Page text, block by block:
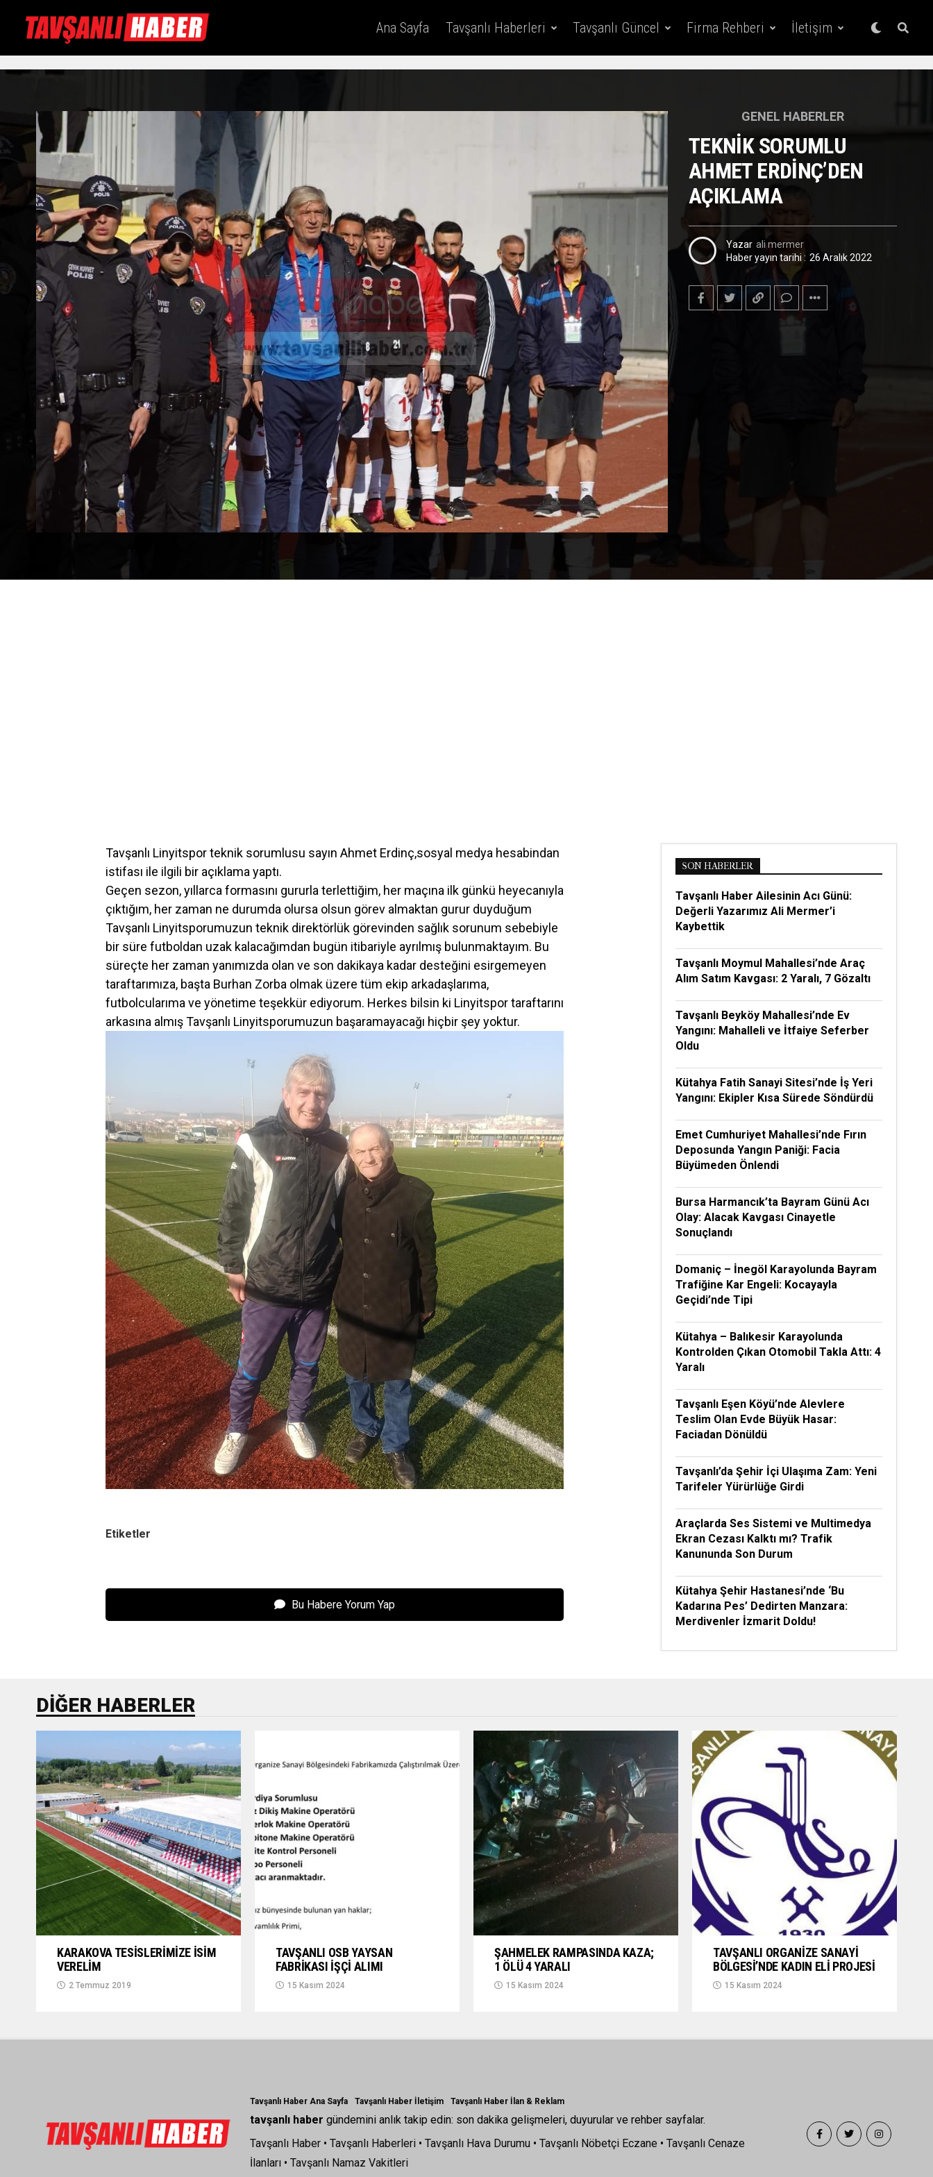
Ana Sayfa Tavşanlı Haberleri Tavşanlı Güncel Firma Rehberi İletişim
GENEL HABERLER
TEKNİK SORUMLU
AHMET ERDİNÇ’DEN
AÇIKLAMA
Yazar ali mermer
Haber yayın tarihi : 26 Aralık 2022
Tavşanlı Linyitspor teknik sorumlusu sayın Ahmet Erdinç,sosyal medya hesabindan
istifası ile ilgili bir açıklama yaptı.
Geçen sezon, yıllarca formasını gururla terlettiğim, her maçına ilk günkü heyecanıyla
çıktığım, her zaman ne durumda olursa olsun görev almaktan gurur duyduğum
Tavşanlı Linyitsporumuzun teknik direktörlük görevinden sağlık sorunum sebebiyle
bir süre futboldan uzak kalacağımdan bugün itibariyle ayrılmış bulunmaktayım. Bu
süreçte her zaman yanımızda olan ve son dakikaya kadar desteğini esirgemeyen
taraftarımıza, başta Burhan Zorba olmak üzere tüm ekip arkadaşlarıma,
futbolcularıma ve yönetime teşekkür ediyorum. Herkes bilsin ki Linyitspor taraftarını
arkasına almış Tavşanlı Linyitsporumuzun başaramayacağı hiçbir şey yoktur.
Etiketler
Bu Habere Yorum Yap
SON HABERLER
Tavşanlı Haber Ailesinin Acı Günü:
Değerli Yazarımız Ali Mermer’i
Kaybettik
Tavşanlı Moymul Mahallesi’nde Araç
Alım Satım Kavgası: 2 Yaralı, 7 Gözaltı
Tavşanlı Beyköy Mahallesi’nde Ev
Yangını: Mahalleli ve İtfaiye Seferber
Oldu
Kütahya Fatih Sanayi Sitesi’nde İş Yeri
Yangını: Ekipler Kısa Sürede Söndürdü
Emet Cumhuriyet Mahallesi’nde Fırın
Deposunda Yangın Paniği: Facia
Büyümeden Önlendi
Bursa Harmancık’ta Bayram Günü Acı
Olay: Alacak Kavgası Cinayetle
Sonuçlandı
Domaniç – İnegöl Karayolunda Bayram
Trafiğine Kar Engeli: Kocayayla
Geçidi’nde Tipi
Kütahya – Balıkesir Karayolunda
Kontrolden Çıkan Otomobil Takla Attı: 4
Yaralı
Tavşanlı Eşen Köyü’nde Alevlere
Teslim Olan Evde Büyük Hasar:
Faciadan Dönüldü
Tavşanlı’da Şehir İçi Ulaşıma Zam: Yeni
Tarifeler Yürürlüğe Girdi
Araçlarda Ses Sistemi ve Multimedya
Ekran Cezası Kalktı mı? Trafik
Kanununda Son Durum
Kütahya Şehir Hastanesi’nde ‘Bu
Kadarına Pes’ Dedirten Manzara:
Merdivenler İzmarit Doldu!
DIĞER HABERLER
KARAKOVA TESİSLERİMİZE İSİM
VERELİM
2 Temmuz 2019
TAVŞANLI OSB YAYSAN
FABRİKASI İŞÇİ ALIMI
15 Kasım 2024
ŞAHMELEK RAMPASINDA KAZA;
1 ÖLÜ 4 YARALI
15 Kasım 2024
TAVŞANLI ORGANİZE SANAYİ
BÖLGESİ’NDE KADIN ELİ PROJESİ
15 Kasım 2024
Tavşanlı Haber Ana Sayfa Tavşanlı Haber İletişim Tavşanlı Haber İlan & Reklam
tavşanlı haber gündemini anlık takip edin: son dakika gelişmeleri, duyurular ve rehber sayfalar.
Tavşanlı Haber • Tavşanlı Haberleri • Tavşanlı Hava Durumu • Tavşanlı Nöbetçi Eczane • Tavşanlı Cenaze
İlanları • Tavşanlı Namaz Vakitleri